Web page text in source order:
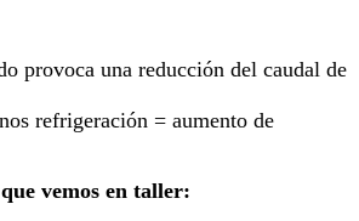
provoca una reducción del caudal de
refrigeración = aumento de
vemos en taller: